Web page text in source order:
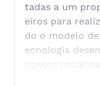
tadas a um
eiros para
do o modelo
ecnologia
nossos